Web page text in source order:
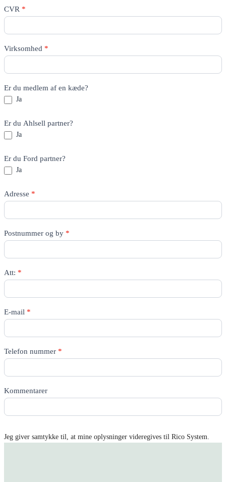
CVR *
Virksomhed *
Er du medlem af en kæde?
Ja
Er du Ahlsell partner?
Ja
Er du Ford partner?
Ja
Adresse *
Postnummer og by *
Att: *
E-mail *
Telefon nummer *
Kommentarer
Jeg giver samtykke til, at mine oplysninger videregives til Rico System.